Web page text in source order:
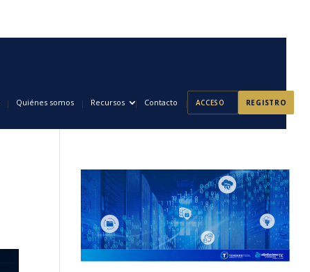
Quiénes somos Recursos Contacto ACCESO REGISTRO